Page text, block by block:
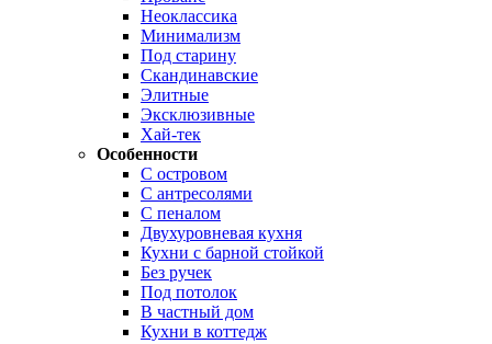
Неоклассика
Минимализм
Под старину
Скандинавские
Элитные
Эксклюзивные
Хай-тек
Особенности
С островом
С антресолями
С пеналом
Двухуровневая кухня
Кухни с барной стойкой
Без ручек
Под потолок
В частный дом
Кухни в коттедж